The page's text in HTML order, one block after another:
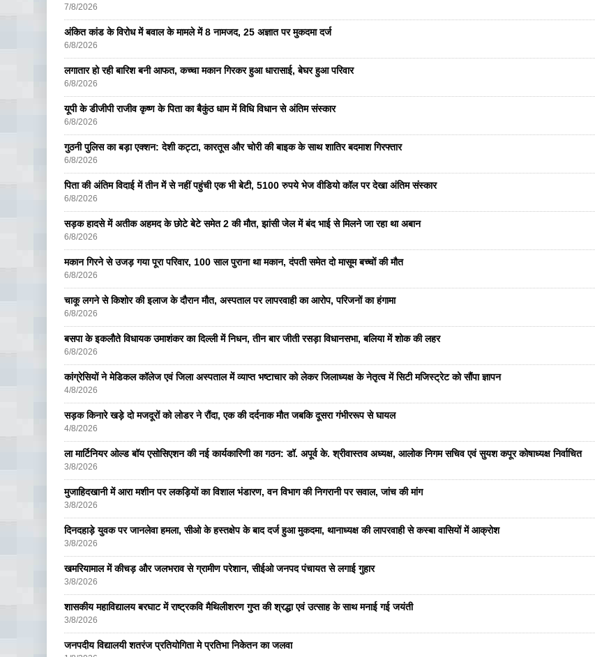
7/8/2026
अंकित कांड के विरोध में बवाल के मामले में 8 नामजद, 25 अज्ञात पर मुकदमा दर्ज
6/8/2026
लगातार हो रही बारिश बनी आफत, कच्चा मकान गिरकर हुआ धारासाई, बेघर हुआ परिवार
6/8/2026
यूपी के डीजीपी राजीव कृष्ण के पिता का बैकुंठ धाम में विधि विधान से अंतिम संस्कार
6/8/2026
गुठनी पुलिस का बड़ा एक्शन: देशी कट्टा, कारतूस और चोरी की बाइक के साथ शातिर बदमाश गिरफ्तार
6/8/2026
पिता की अंतिम विदाई में तीन में से नहीं पहुंची एक भी बेटी, 5100 रुपये भेज वीडियो कॉल पर देखा अंतिम संस्कार
6/8/2026
सड़क हादसे में अतीक अहमद के छोटे बेटे समेत 2 की मौत, झांसी जेल में बंद भाई से मिलने जा रहा था अबान
6/8/2026
मकान गिरने से उजड़ गया पूरा परिवार, 100 साल पुराना था मकान, दंपती समेत दो मासूम बच्चों की मौत
6/8/2026
चाकू लगने से किशोर की इलाज के दौरान मौत, अस्पताल पर लापरवाही का आरोप, परिजनों का हंगामा
6/8/2026
बसपा के इकलाैते विधायक उमाशंकर का दिल्ली में निधन, तीन बार जीती रसड़ा विधानसभा, बलिया में शोक की लहर
6/8/2026
कांग्रेसियों ने मेडिकल कॉलेज एवं जिला अस्पताल में व्याप्त भष्टाचार को लेकर जिलाध्यक्ष के नेतृत्व में सिटी मजिस्ट्रेट को सौंपा ज्ञापन
4/8/2026
सड़क किनारे खड़े दो मजदूरों को लोडर ने रौंदा, एक की दर्दनाक मौत जबकि दूसरा गंभीररूप से घायल
4/8/2026
ला मार्टिनियर ओल्ड बॉय एसोसिएशन की नई कार्यकारिणी का गठन: डॉ. अपूर्व के. श्रीवास्तव अध्यक्ष, आलोक निगम सचिव एवं सुयश कपूर कोषाध्यक्ष निर्वाचित
3/8/2026
मुजाहिदखानी में आरा मशीन पर लकड़ियों का विशाल भंडारण, वन विभाग की निगरानी पर सवाल, जांच की मांग
3/8/2026
दिनदहाड़े युवक पर जानलेवा हमला, सीओ के हस्तक्षेप के बाद दर्ज हुआ मुकदमा, थानाध्यक्ष की लापरवाही से कस्बा वासियों में आक्रोश
3/8/2026
खमरियामाल में कीचड़ और जलभराव से ग्रामीण परेशान, सीईओ जनपद पंचायत से लगाई गुहार
3/8/2026
शासकीय महाविद्यालय बरघाट में राष्ट्रकवि मैथिलीशरण गुप्त की श्रद्धा एवं उत्साह के साथ मनाई गई जयंती
3/8/2026
जनपदीय विद्यालयी शतरंज प्रतियोगिता मे प्रतिभा निकेतन का जलवा